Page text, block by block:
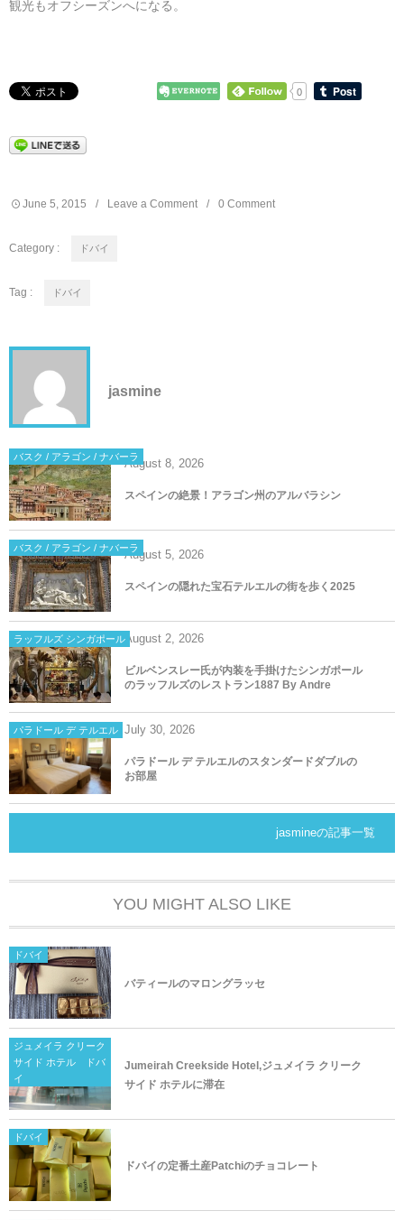
観光もオフシーズンへになる。
0
June 5 2015 Leave a Comment 0 Comment
Category : ドバイ
Tag : ドバイ
jasmine
バスク / アラゴン / ナバーラAugust 8 2026
スペインの絶景！アラゴン州のアルバラシン
バスク / アラゴン / ナバーラAugust 5 2026
スペインの隠れた宝石テルエルの街を歩く2025
ラッフルズ シンガポールAugust 2 2026
ビルベンスレー氏が内装を手掛けたシンガポール
のラッフルズのレストラン1887 By Andre
パラドール デ テルエル July 30 2026
パラドール デ テルエルのスタンダードダブルの
お部屋
jasmineの記事一覧
YOU MIGHT ALSO LIKE
ドバイ
バティールのマロングラッセ
ジュメイラ クリーク
サイド ホテル ドバ
イ
Jumeirah Creekside Hotel,ジュメイラ クリーク
サイド ホテルに滞在
ドバイ
ドバイの定番土産Patchiのチョコレート